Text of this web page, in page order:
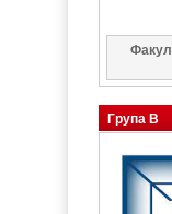
Група В